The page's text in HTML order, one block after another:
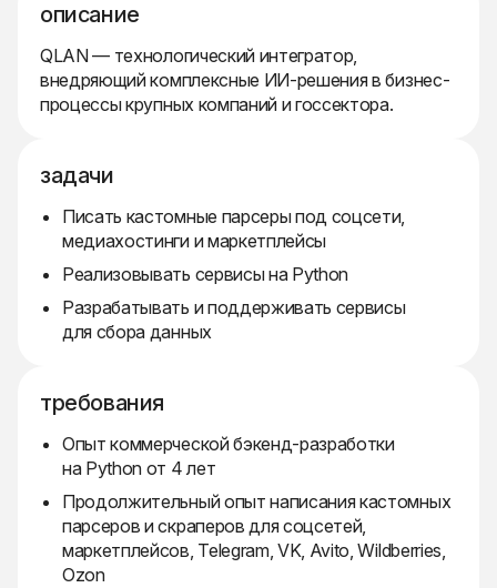
описание
QLAN — технологический интегратор,
внедряющий комплексные ИИ-решения в бизнес-
процессы крупных компаний и госсектора.
задачи
Писать кастомные парсеры под соцсети,
медиахостинги и маркетплейсы
Реализовывать сервисы на Python
Разрабатывать и поддерживать сервисы
для сбора данных
требования
Опыт коммерческой бэкенд-разработки
на Python от 4 лет
Продолжительный опыт написания кастомных
парсеров и скраперов для соцсетей,
маркетплейсов, Telegram, VK, Avito, Wildberries,
Ozon